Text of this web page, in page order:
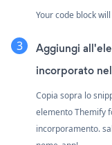
Your code block
Aggiungi
incorporato
Copia sopra lo
elemento Themify
incorporamento.